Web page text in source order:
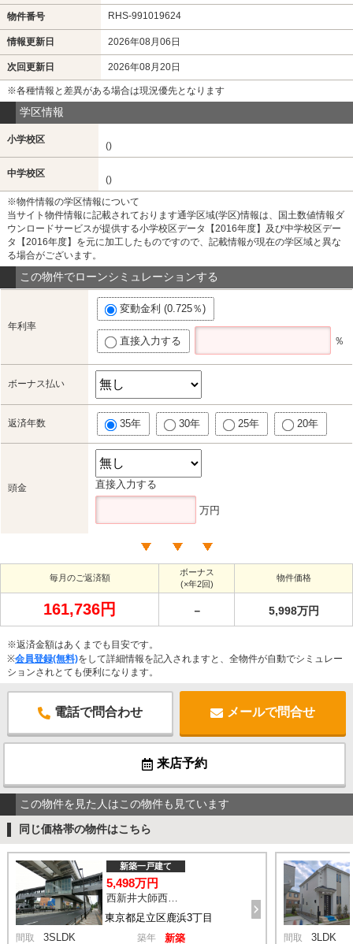
物件番号 RHS-991019624
情報更新日 2026年08月06日
次回更新日 2026年08月20日
※各種情報と差異がある場合は現況優先となります
学区情報
小学校区
()
中学校区
()
※物件情報の学区情報について
当サイト物件情報に記載されております通学区域(学区)情報は、国土数値情報ダ
ウンロードサービスが提供する小学校区データ【2016年度】及び中学校区デー
タ【2016年度】を元に加工したものですので、記載情報が現在の学区域と異な
る場合がございます。
この物件でローンシミュレーションする
年利率
変動金利 (0.725％)
直接入力する ％
ボーナス払い
返済年数 35年 30年 25年 20年
頭金 直接入力する
万円
毎月のご返済額
ボーナス
(×年2回)
物件価格
161,736円 － 5,998万円
※返済金額はあくまでも目安です。
※会員登録(無料)をして詳細情報を記入されますと、全物件が自動でシミュレー
ションされとても便利になります。
電話で問合わせ メールで問合せ
来店予約
この物件を見た人はこの物件も見ています
同じ価格帯の物件はこちら
東京都足立区鹿浜3丁目
新築一戸建て
5,498万円
間取 3SLDK 築年 新築 間取 3LDK